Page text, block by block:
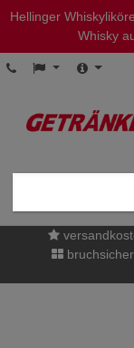
Hellinger
Whisky